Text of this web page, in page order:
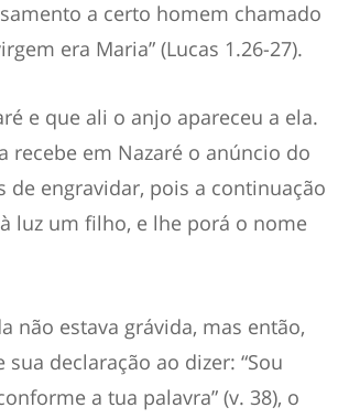
a certo homem chamado
era Maria” (Lucas 1.26-27).
e que ali o anjo apareceu a ela.
recebe em Nazaré o anúncio do
de engravidar, pois a continuação
luz um filho, e lhe porá o nome
não estava grávida, mas então,
declaração ao dizer: “Sou
a tua palavra” (v. 38), o